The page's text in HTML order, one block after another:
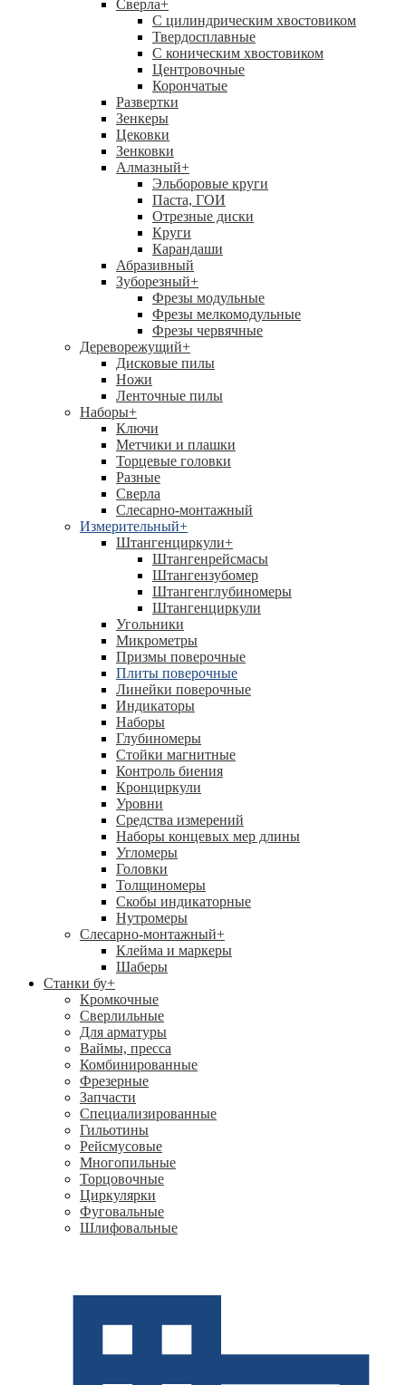
Сверла+
С цилиндрическим хвостовиком
Твердосплавные
С коническим хвостовиком
Центровочные
Корончатые
Развертки
Зенкеры
Цековки
Зенковки
Алмазный+
Эльборовые круги
Паста, ГОИ
Отрезные диски
Круги
Карандаши
Абразивный
Зуборезный+
Фрезы модульные
Фрезы мелкомодульные
Фрезы червячные
Дереворежущий+
Дисковые пилы
Ножи
Ленточные пилы
Наборы+
Ключи
Метчики и плашки
Торцевые головки
Разные
Сверла
Слесарно-монтажный
Измерительный+
Штангенциркули+
Штангенрейсмасы
Штангензубомер
Штангенглубиномеры
Штангенциркули
Угольники
Микрометры
Призмы поверочные
Плиты поверочные
Линейки поверочные
Индикаторы
Наборы
Глубиномеры
Стойки магнитные
Контроль биения
Кронциркули
Уровни
Средства измерений
Наборы концевых мер длины
Угломеры
Головки
Толщиномеры
Скобы индикаторные
Нутромеры
Слесарно-монтажный+
Клейма и маркеры
Шаберы
Станки бу+
Кромкочные
Сверлильные
Для арматуры
Ваймы, пресса
Комбинированные
Фрезерные
Запчасти
Специализированные
Гильотины
Рейсмусовые
Многопильные
Торцовочные
Циркулярки
Фуговальные
Шлифовальные